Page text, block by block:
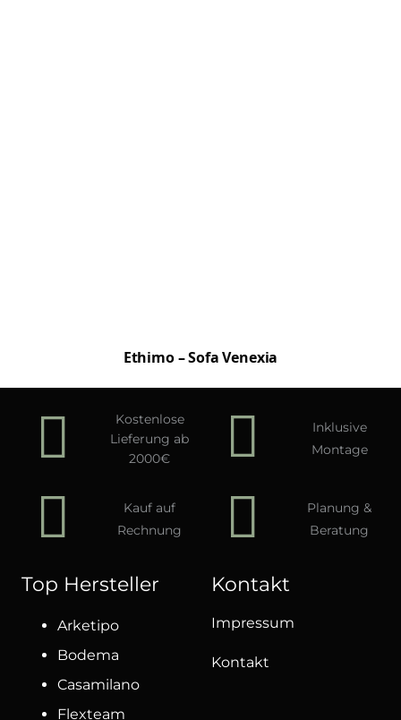
Ethimo – Sofa Venexia
Kostenlose
Lieferung ab
2000€
Inklusive
Montage
Kauf auf
Rechnung
Planung &
Beratung
Top Hersteller
Arketipo
Bodema
Casamilano
Flexteam
Kontakt
Impressum
Kontakt